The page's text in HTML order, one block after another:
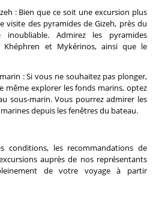
: Bien que ce soit une excursion plus
visite des pyramides de Gizeh, près du
Admirez les pyramides
Khéphren et Mykérinos, ainsi que le
: Si vous ne souhaitez pas plonger,
même explorer les fonds marins, optez
sous-marin. Vous pourrez admirer les
depuis les fenêtres du bateau.
conditions, les recommandations de
auprès de nos représentants
de votre voyage à partir